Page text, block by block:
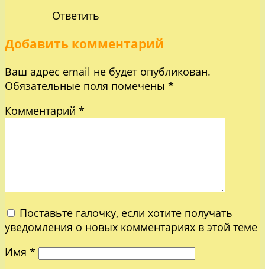
Ответить
Добавить комментарий
Ваш адрес email не будет опубликован.
Обязательные поля помечены *
Комментарий *
Поставьте галочку, если хотите получать
уведомления о новых комментариях в этой теме
Имя *